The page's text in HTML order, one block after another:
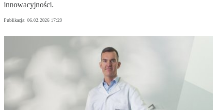
innowacyjności.
Publikacja: 06.02.2026 17:29